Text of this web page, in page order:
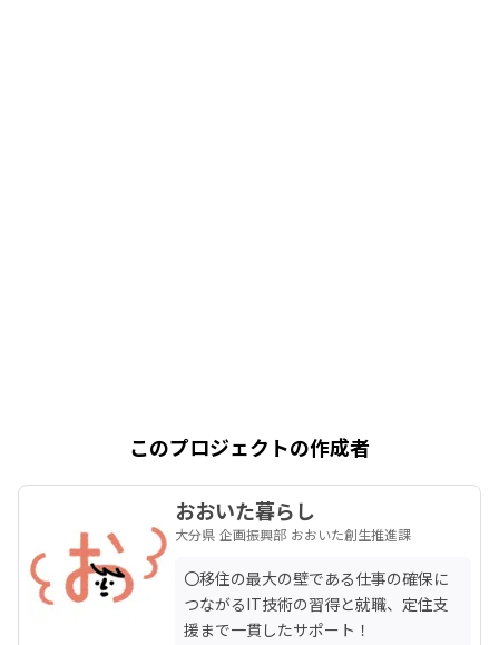
このプロジェクトの作成者
おおいた暮らし
大分県 企画振興部 おおいた創生推進課
〇移住の最大の壁である仕事の確保に
つながるIT技術の習得と就職、定住支